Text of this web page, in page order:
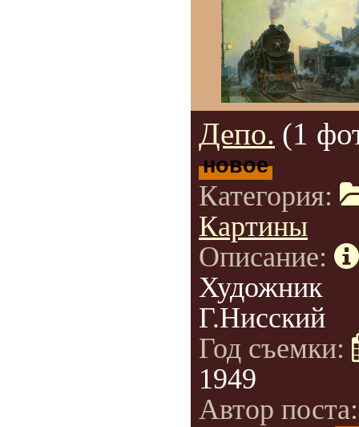
Депо. (1
новое
Категория:
Картины
Описание:
Художник
Г.Нисский
Год съемки:
1949
Автор